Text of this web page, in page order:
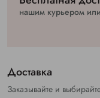
нашим курьером
Доставка
Заказывайте и